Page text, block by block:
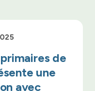
de
une
avec